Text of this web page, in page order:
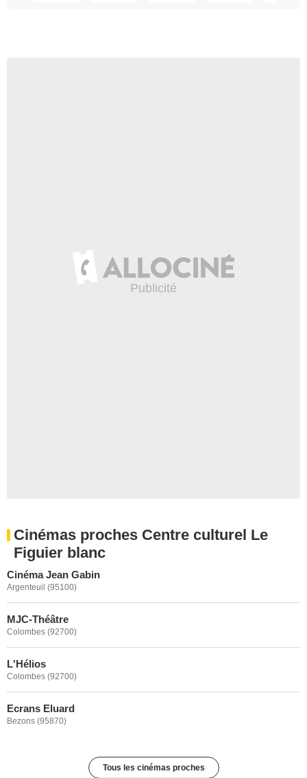
Cinémas proches Centre culturel Le
Figuier blanc
Cinéma Jean Gabin
Argenteuil (95100)
MJC-Théâtre
Colombes (92700)
L'Hélios
Colombes (92700)
Ecrans Eluard
Bezons (95870)
Tous les cinémas proches